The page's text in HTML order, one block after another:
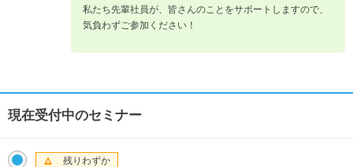
私たち先輩社員が、皆さんのことをサポートしますので、
気負わずご参加ください！
現在受付中のセミナー
残りわずか